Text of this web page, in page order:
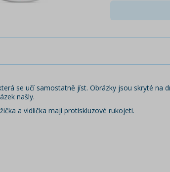
se učí samostatně jíst. Obrázky jsou skryté na
našly.
a vidlička mají protiskluzové rukojeti.